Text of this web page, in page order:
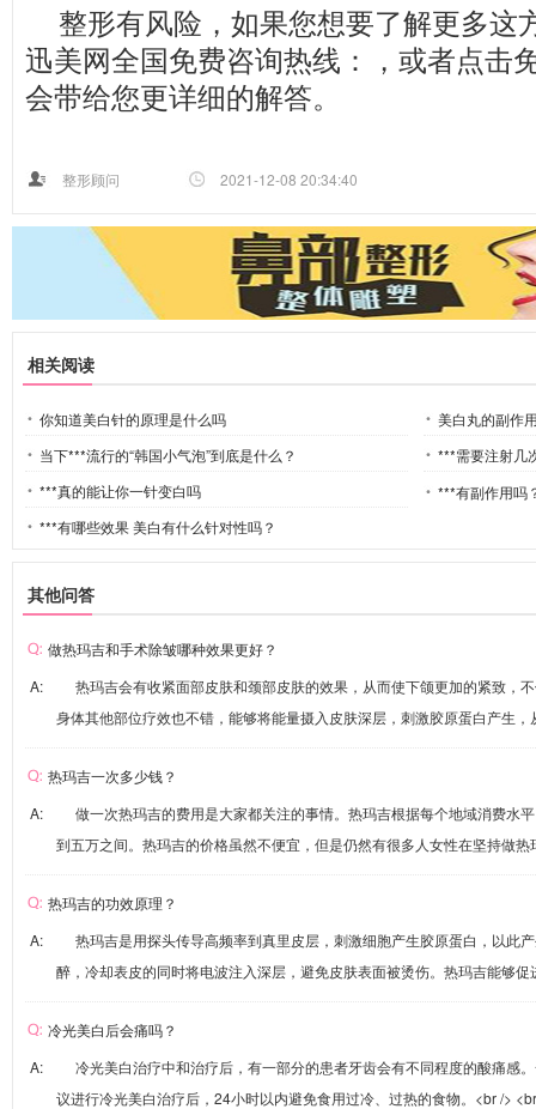
整形有风险，如果您想要了解更多这
迅美网全国免费咨询热线： ，或者点击
会带给您更详细的解答。
整形顾问 2021-12-08 20:34:40
相关阅读
你知道美白针的原理是什么吗
美白丸的副作
当下***流行的“韩国小气泡”到底是什么？
***需要注射几
***真的能让你一针变白吗
***有副作用吗
***有哪些效果 美白有什么针对性吗？
其他问答
做热玛吉和手术除皱哪种效果更好？
A: 热玛吉会有收紧面部皮肤和颈部皮肤的效果，从而使下颌更加的紧致，不
身体其他部位疗效也不错，能够将能量摄入皮肤深层，刺激胶原蛋白产生，
热玛吉一次多少钱？
A: 做一次热玛吉的费用是大家都关注的事情。热玛吉根据每个地域消费水平
到五万之间。热玛吉的价格虽然不便宜，但是仍然有很多人女性在坚持做热
热玛吉的功效原理？
A: 热玛吉是用探头传导高频率到真里皮层，刺激细胞产生胶原蛋白，以此产
醉，冷却表皮的同时将电波注入深层，避免皮肤表面被烫伤。热玛吉能够促
冷光美白后会痛吗？
A: 冷光美白治疗中和治疗后，有一部分的患者牙齿会有不同程度的酸痛感。
议进行冷光美白治疗后，24小时以内避免食用过冷、过热的食物。<br />